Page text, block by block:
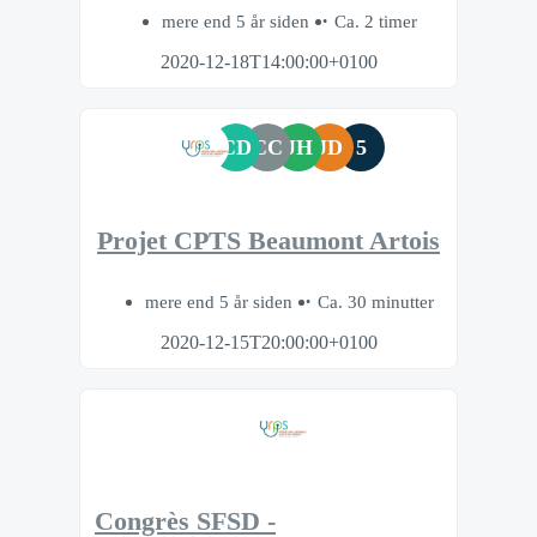
mere end 5 år siden
Ca. 2 timer
2020-12-18T14:00:00+0100
CD CC JH JD 5
Projet CPTS Beaumont Artois
mere end 5 år siden
Ca. 30 minutter
2020-12-15T20:00:00+0100
Congrès SFSD -